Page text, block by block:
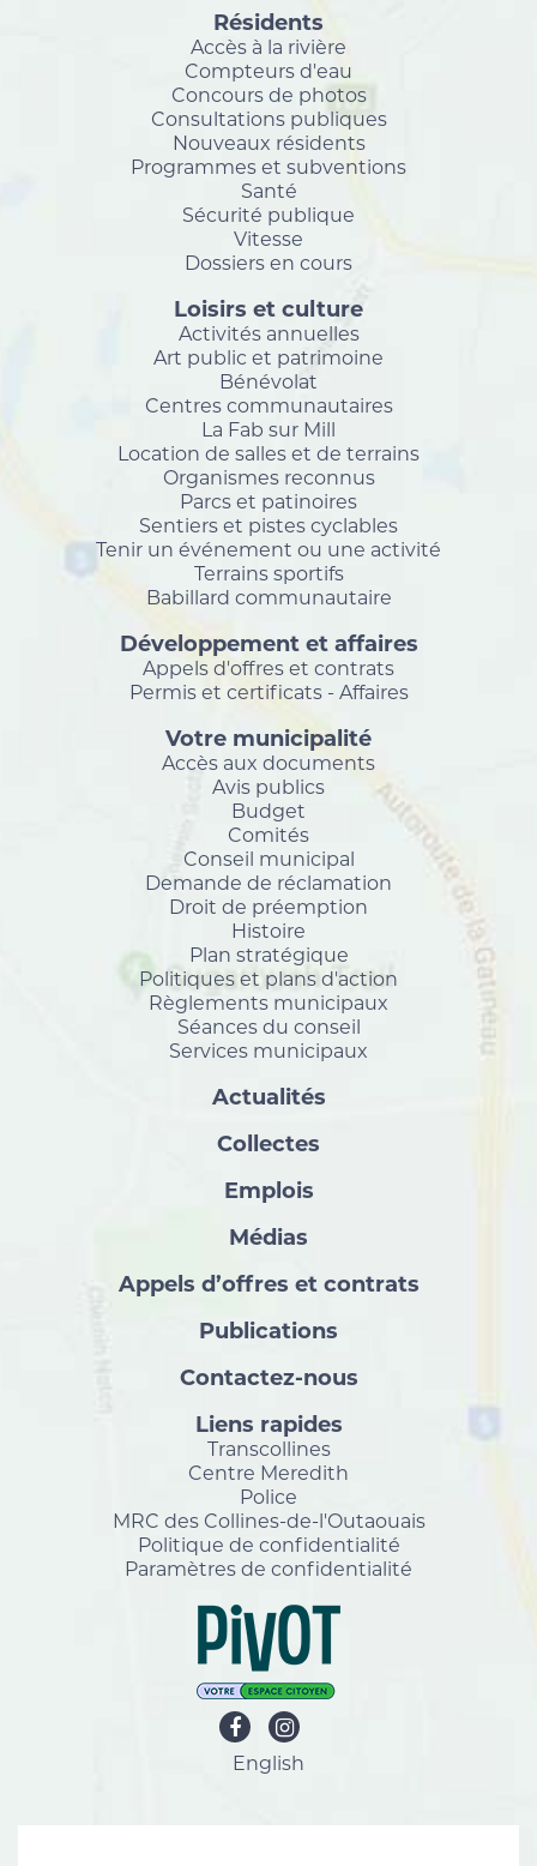
Résidents
Accès à la rivière
Compteurs d'eau
Concours de photos
Consultations publiques
Nouveaux résidents
Programmes et subventions
Santé
Sécurité publique
Vitesse
Dossiers en cours
Loisirs et culture
Activités annuelles
Art public et patrimoine
Bénévolat
Centres communautaires
La Fab sur Mill
Location de salles et de terrains
Organismes reconnus
Parcs et patinoires
Sentiers et pistes cyclables
Tenir un événement ou une activité
Terrains sportifs
Babillard communautaire
Développement et affaires
Appels d'offres et contrats
Permis et certificats - Affaires
Votre municipalité
Accès aux documents
Avis publics
Budget
Comités
Conseil municipal
Demande de réclamation
Droit de préemption
Histoire
Plan stratégique
Politiques et plans d'action
Règlements municipaux
Séances du conseil
Services municipaux
Actualités
Collectes
Emplois
Médias
Appels d’offres et contrats
Publications
Contactez-nous
Liens rapides
Transcollines
Centre Meredith
Police
MRC des Collines-de-l'Outaouais
Politique de confidentialité
Paramètres de confidentialité
English